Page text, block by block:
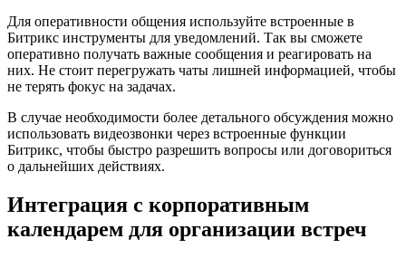
Для оперативности общения используйте встроенные в
Битрикс инструменты для уведомлений. Так вы сможете
оперативно получать важные сообщения и реагировать на
них. Не стоит перегружать чаты лишней информацией, чтобы
не терять фокус на задачах.
В случае необходимости более детального обсуждения можно
использовать видеозвонки через встроенные функции
Битрикс, чтобы быстро разрешить вопросы или договориться
о дальнейших действиях.
Интеграция с корпоративным
календарем для организации встреч